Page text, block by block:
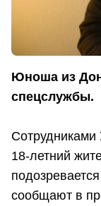
Юноша из
спецслужбы.
18-летний
сообщают в